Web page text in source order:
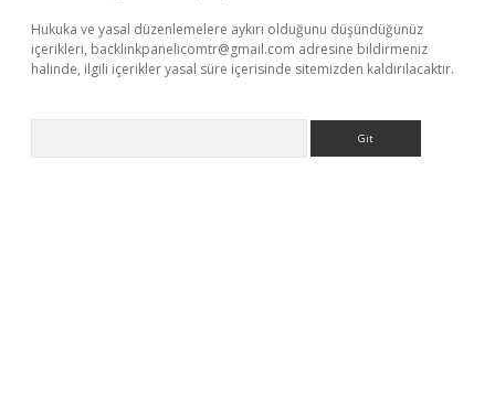
Hukuka ve yasal düzenlemelere aykırı olduğunu düşündüğünüz
içerikleri, backlinkpanelicomtr@gmail.com adresine bildirmeniz
halinde, ilgili içerikler yasal süre içerisinde sitemizden kaldırılacaktır.